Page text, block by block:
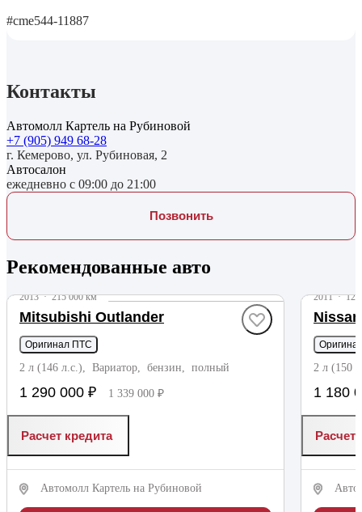
#cme544-11887
Контакты
Автомолл Картель на Рубиновой
+7 (905) 949 68-28
г. Кемерово, ул. Рубиновая, 2
Автосалон
ежедневно с 09:00 до 21:00
Позвонить
Рекомендованные авто
до 49 000 ₽
2013·215 000 км
Mitsubishi Outlander
Оригинал ПТС
2 л (146 л.с.), Вариатор, бензин, полный
1 290 000 ₽ 1 339 000 ₽
Расчет кредита
Автомолл Картель на Рубиновой
2011·128
2 л (150
1 180
Расчет